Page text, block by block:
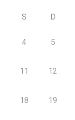
S D
4 5
11 12
18 19